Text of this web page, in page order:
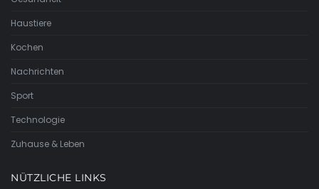
Haustiere
Kochen
Nachrichten
Sport
Technologie
Zuhause & Leben
NÜTZLICHE LINKS